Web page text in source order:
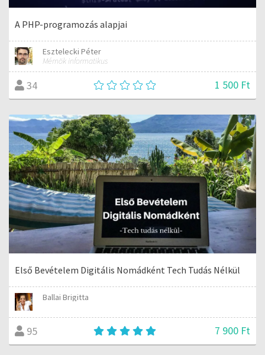
A PHP-programozás alapjai
Esztelecki Péter
Mérnök informatikus
34 1 500 Ft
Első Bevételem Digitális Nomádként Tech Tudás Nélkül
Ballai Brigitta
95 7 900 Ft